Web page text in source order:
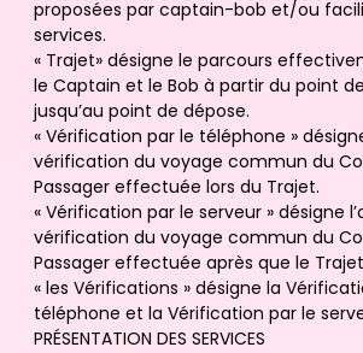
proposées par captain-bob et/ou
services.
« Trajet» désigne le parcours
le Captain et le Bob à partir du point
jusqu’au point de dépose.
« Vérification par le téléphone »
vérification du voyage commun du
Passager effectuée lors du Trajet.
« Vérification par le serveur » désigne
vérification du voyage commun du
Passager effectuée après que le
« les Vérifications » désigne la
téléphone et la Vérification par le
PRÉSENTATION DES SERVICES